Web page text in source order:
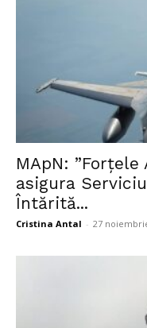
MApN: ”Forțele
asigura
Întărită...
Cristina Antal - 27